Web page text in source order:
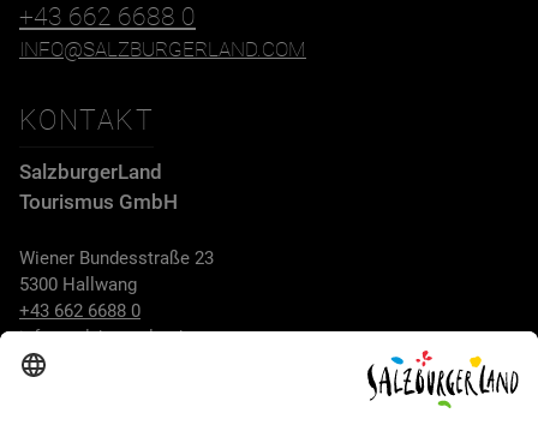
+43 662 6688 0
INFO@SALZBURGERLAND.COM
KONTAKT
SalzburgerLand
Tourismus GmbH
Wiener Bundesstraße 23
5300 Hallwang
+43 662 6688 0
info@salzburgerland.com